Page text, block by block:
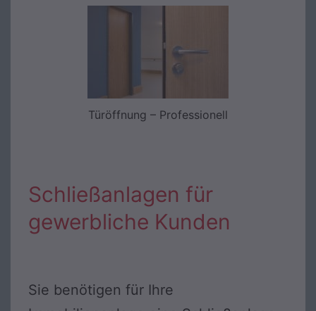
Türöffnung – Professionell
Schließanlagen für
gewerbliche Kunden
Sie benötigen für Ihre